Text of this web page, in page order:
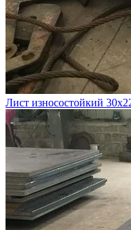
Лист износостойкий